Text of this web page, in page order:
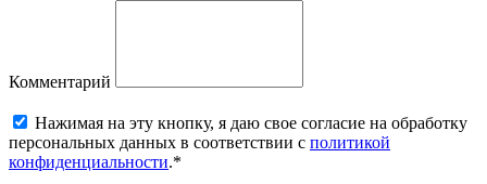
Комментарий
Нажимая на эту кнопку, я даю свое согласие на обработку
персональных данных в соответствии с политикой
конфиденциальности.*